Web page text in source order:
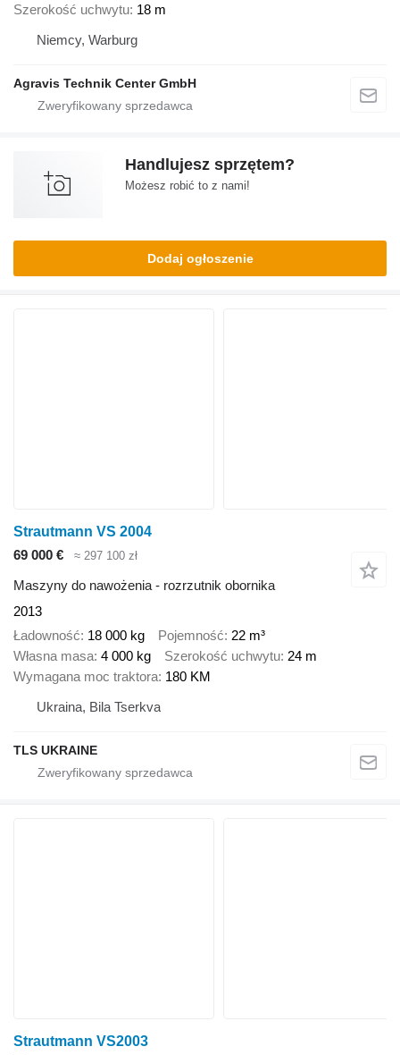
Szerokość uchwytu 18 m
Niemcy, Warburg
Agravis Technik Center GmbH
Handlujesz sprzętem?
Możesz robić to z nami!
Dodaj ogłoszenie
Strautmann VS 2004
69 000 €
≈ 297 100 zł
Maszyny do nawożenia - rozrzutnik obornika
2013
Ładowność 18 000 kg Pojemność 22 m³
Własna masa 4 000 kg Szerokość uchwytu 24 m
Wymagana moc traktora 180 KM
Ukraina, Bila Tserkva
TLS UKRAINE
Strautmann VS2003